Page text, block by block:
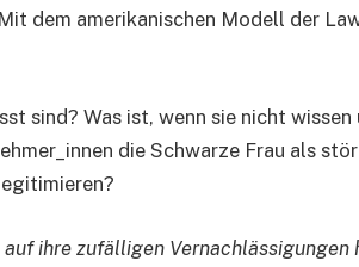
dem amerikanischen Modell der
sind? Was ist, wenn sie nicht wissen
die Schwarze Frau als
ihre zufälligen Vernachlässigungen